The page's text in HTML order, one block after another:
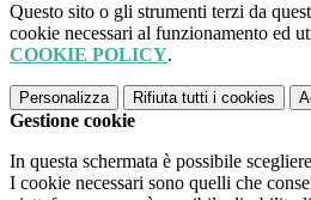
Questo sito o gli strumenti terzi da
cookie necessari al funzionamento ed
COOKIE POLICY.
Personalizza Rifiuta tutti i cookies
Gestione cookie
In questa schermata è possibile
I cookie necessari sono quelli che